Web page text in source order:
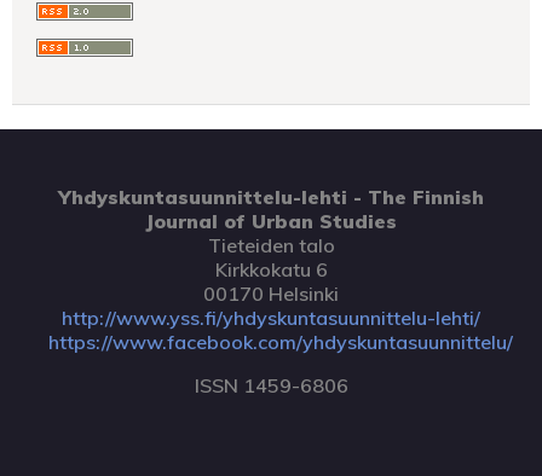
Yhdyskuntasuunnittelu-lehti - The Finnish
Journal of Urban Studies
Tieteiden talo
Kirkkokatu 6
00170 Helsinki
http://www.yss.fi/yhdyskuntasuunnittelu-lehti/
https://www.facebook.com/yhdyskuntasuunnittelu/
ISSN 1459-6806